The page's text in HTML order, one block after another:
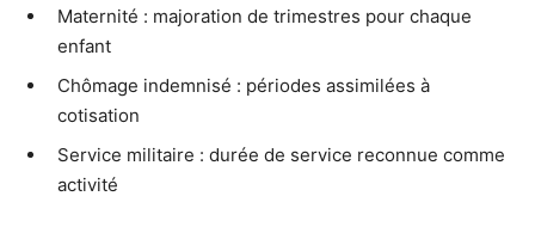
Maternité : majoration de trimestres pour chaque
enfant
Chômage indemnisé : périodes assimilées à
cotisation
Service militaire : durée de service reconnue comme
activité